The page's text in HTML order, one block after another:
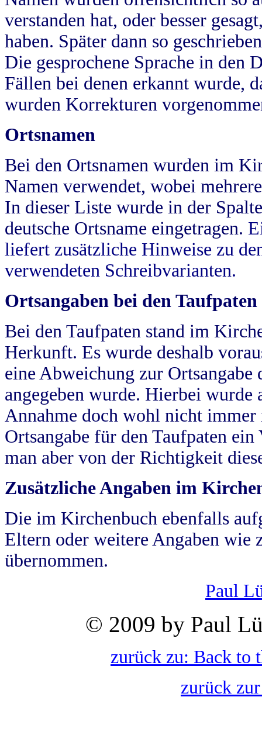
verstanden hat, oder besser
haben. Später dann so
Die gesprochene Sprache in
Fällen bei denen erkannt wurde,
wurden Korrekturen
Ortsnamen
Bei den Ortsnamen wurden im
Namen verwendet, wobei
In dieser Liste wurde in der
deutsche Ortsname eingetragen.
liefert zusätzliche Hinweise zu
verwendeten Schreibvarianten.
Ortsangaben bei den Taufpaten
Bei den Taufpaten stand im
Herkunft. Es wurde deshalb
eine Abweichung zur
angegeben wurde. Hierbei wurde
Annahme doch wohl nicht
Ortsangabe für den Taufpaten
man aber von der Richtigkeit
Zusätzliche Angaben im
Die im Kirchenbuch ebenfalls
Eltern oder weitere Angaben wie
übernommen.
Paul
© 2009 by Paul
zurück zu: Back to
zurück